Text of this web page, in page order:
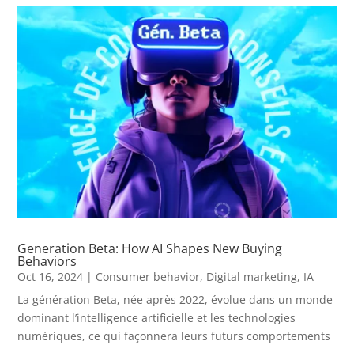
Generation Beta: How AI Shapes New Buying
Behaviors
Oct 16, 2024 | Consumer behavior, Digital marketing, IA
La génération Beta, née après 2022, évolue dans un monde
dominant l’intelligence artificielle et les technologies
numériques, ce qui façonnera leurs futurs comportements